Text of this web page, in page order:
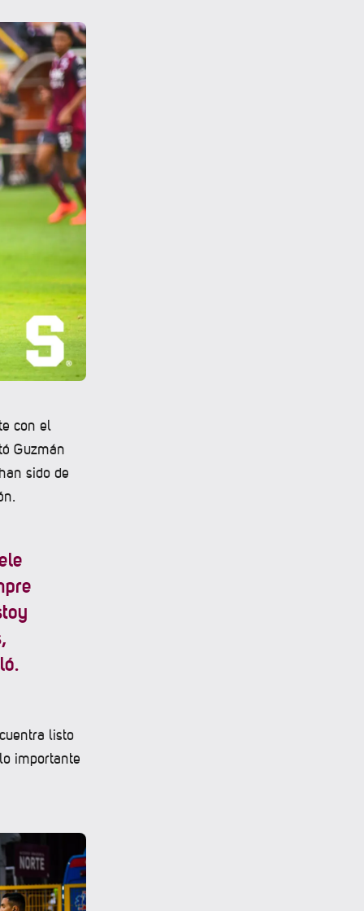
con el
Guzmán
sido de
listo
importante